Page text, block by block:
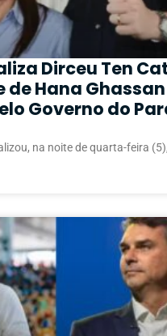
Dirceu Ten
de Hana
Governo do
na noite de quarta-feira